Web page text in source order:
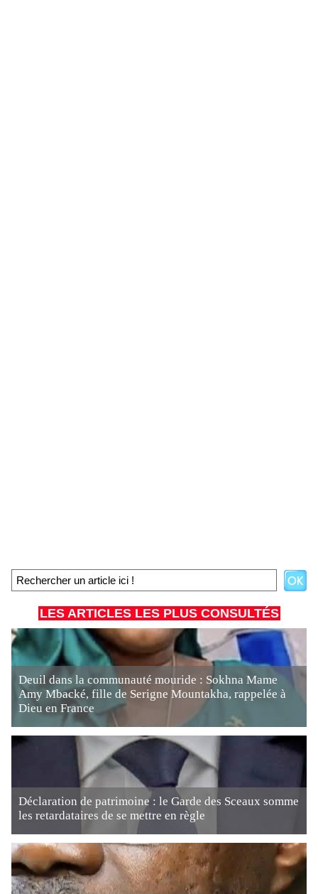
LES ARTICLES LES PLUS CONSULTÉS
Deuil dans la communauté mouride : Sokhna Mame
Amy Mbacké, fille de Serigne Mountakha, rappelée à
Dieu en France
Déclaration de patrimoine : le Garde des Sceaux somme
les retardataires de se mettre en règle